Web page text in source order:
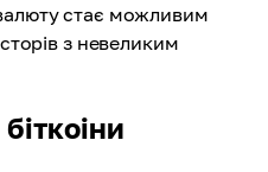
стає можливим
з невеликим